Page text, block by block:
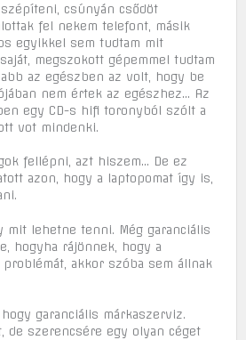
csúnyán csődöt
fel nekem telefont, másik
egyikkel sem tudtam mit
megszokott gépemmel tudtam
az egészben az volt, hogy be
nem értek az egészhez… Az
egy CD-s hifi toronyból szólt a
vot mindenki.
fellépni, azt hiszem… De ez
azon, hogy a laptopomat így is,
mit lehetne tenni. Még garanciális
hogyha rájönnek, hogy a
akkor szóba sem állnak
garanciális márkaszerviz.
de szerencsére egy olyan céget